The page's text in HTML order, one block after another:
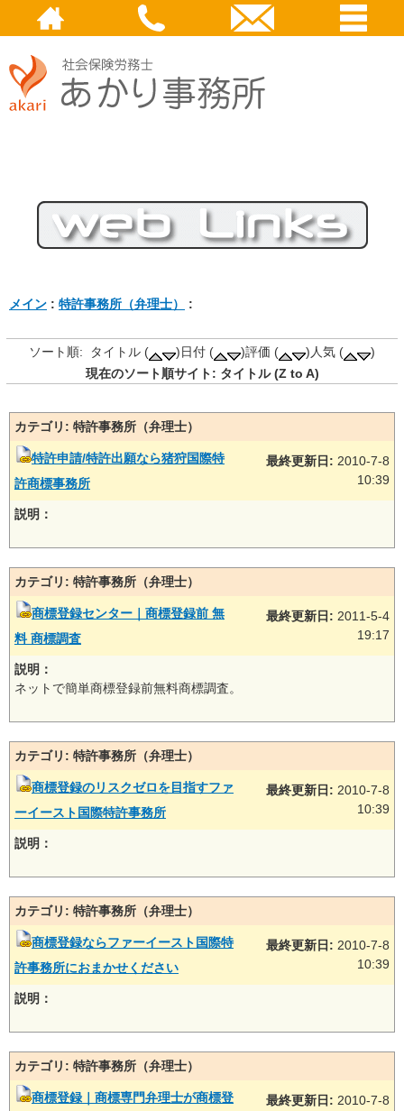
メイン : 特許事務所（弁理士） :
ソート順: タイトル ( )日付 ( )評価 ( )人気 (
)
現在のソート順サイト: タイトル (Z to A)
カテゴリ: 特許事務所（弁理士）
特許申請/特許出願なら猪狩国際特
許商標事務所
最終更新日: 2010-7-8
10:39
説明：
カテゴリ: 特許事務所（弁理士）
商標登録センター｜商標登録前 無
料 商標調査
最終更新日: 2011-5-4
19:17
説明：
ネットで簡単商標登録前無料商標調査。
カテゴリ: 特許事務所（弁理士）
商標登録のリスクゼロを目指すファ
ーイースト国際特許事務所
最終更新日: 2010-7-8
10:39
説明：
カテゴリ: 特許事務所（弁理士）
商標登録ならファーイースト国際特
許事務所におまかせください
最終更新日: 2010-7-8
10:39
説明：
カテゴリ: 特許事務所（弁理士）
商標登録｜商標専門弁理士が商標登
最終更新日: 2010-7-8